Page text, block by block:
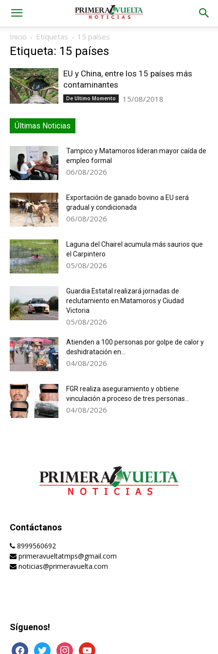
Inicio Etiquetas 15 países
Etiqueta: 15 países
EU y China, entre los 15 países más
contaminantes
De Ultimo Momento 15/08/2018
Últimas Noticias
Tampico y Matamoros lideran mayor caída de
empleo formal
06/08/2026
Exportación de ganado bovino a EU será
gradual y condicionada
06/08/2026
Laguna del Chairel acumula más saurios que
el Carpintero
05/08/2026
Guardia Estatal realizará jornadas de
reclutamiento en Matamoros y Ciudad
Victoria
05/08/2026
Atienden a 100 personas por golpe de calor y
deshidratación en...
04/08/2026
FGR realiza aseguramiento y obtiene
vinculación a proceso de tres personas...
04/08/2026
Contáctanos
8999560692
primeravueltatmps@gmail.com
noticias@primeravuelta.com
Síguenos!
facebooktwitter instagramyoutube